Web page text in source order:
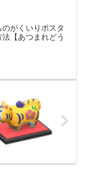
のがくいりポスタ
【あつまれどう